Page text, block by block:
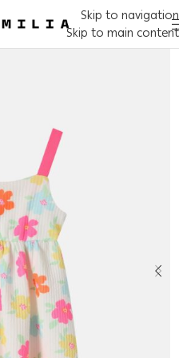
Skip to navigation
Skip to main content